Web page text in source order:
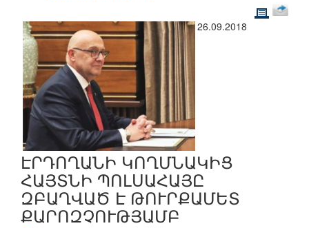
26.09.2018
ԷՐԴՈՂԱՆԻ ԿՈՂՄՆԱԿԻՑ
ՀԱՅՏՆԻ ՊՈԼՍԱՀԱՅԸ
ԶԲԱՂՎԱԾ Է ԹՈՒՐՔԱՄԵՏ
ՔԱՐՈԶՉՈՒԹՅԱՄԲ